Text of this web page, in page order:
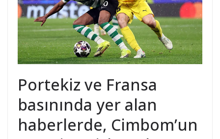
Portekiz ve Fransa
basınında yer alan
haberlerde, Cimbom’un